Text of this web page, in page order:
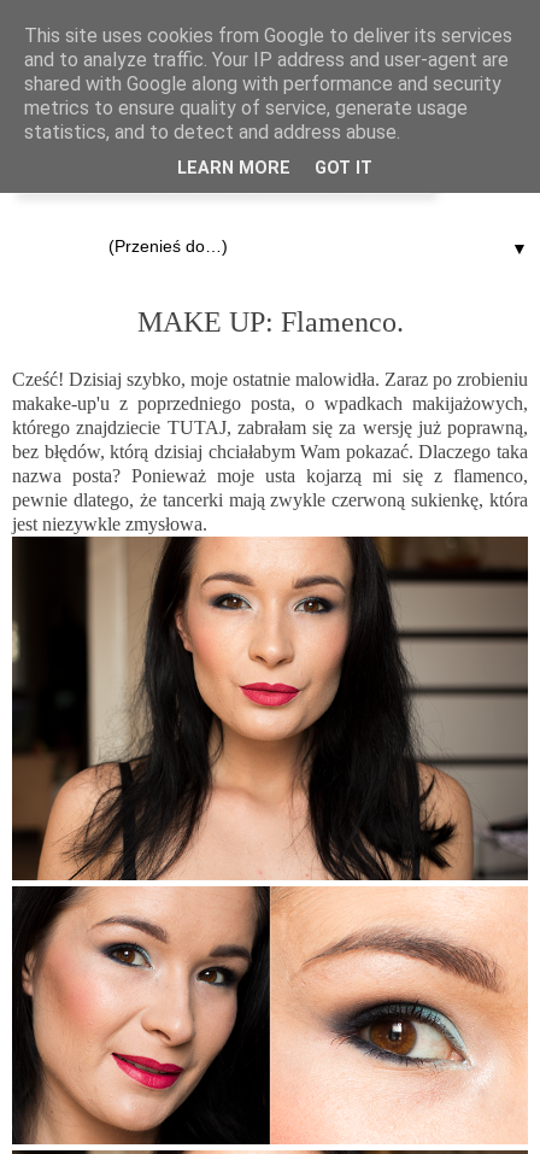
▼
MAKE UP: Flamenco.
Cześć! Dzisiaj szybko, moje ostatnie malowidła. Zaraz po zrobieniu
makake-up'u z poprzedniego posta, o wpadkach makijażowych,
którego znajdziecie TUTAJ, zabrałam się za wersję już poprawną,
bez błędów, którą dzisiaj chciałabym Wam pokazać. Dlaczego taka
nazwa posta? Ponieważ moje usta kojarzą mi się z flamenco,
pewnie dlatego, że tancerki mają zwykle czerwoną sukienkę, która
jest niezywkle zmysłowa.
This site uses cookies from Google to deliver its services
and to analyze traffic. Your IP address and user-agent are
shared with Google along with performance and security
metrics to ensure quality of service, generate usage
statistics, and to detect and address abuse.
LEARN MORE GOT IT